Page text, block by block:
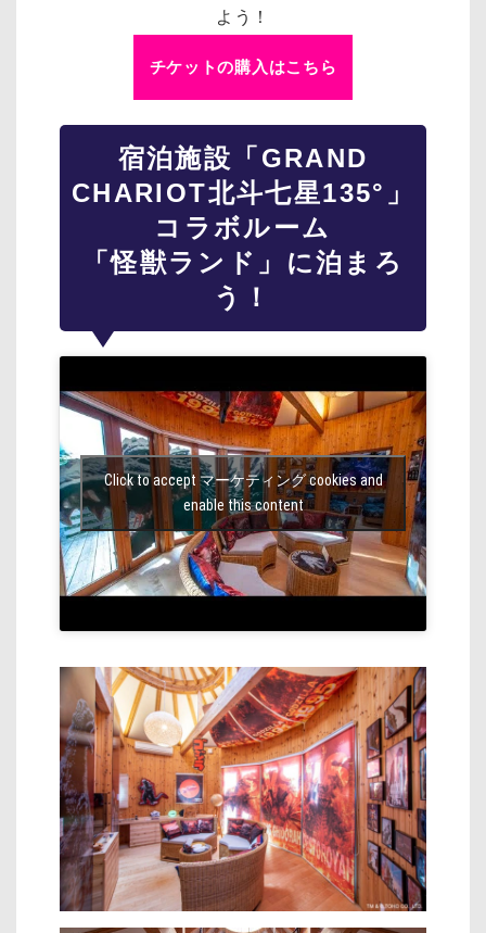
よう！
チケットの購入はこちら
宿泊施設「GRAND
CHARIOT北斗七星135°」
コラボルーム
「怪獣ランド」に泊まろ
う！
Click to accept マーケティング cookies and
enable this content